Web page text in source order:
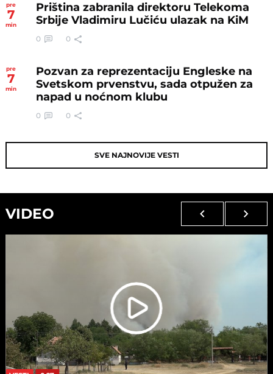
pre
7
min
Priština zabranila direktoru Telekoma
Srbije Vladimiru Lučiću ulazak na KiM
0 0
pre
7
min
Pozvan za reprezentaciju Engleske na
Svetskom prvenstvu, sada otpužen za
napad u noćnom klubu
0 0
SVE NAJNOVIJE VESTI
VIDEO